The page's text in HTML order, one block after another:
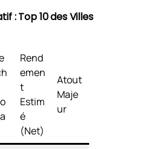
: Top 10 des Villes
Rend
emen
t
Estim
é
(Net)
Atout
Maje
ur